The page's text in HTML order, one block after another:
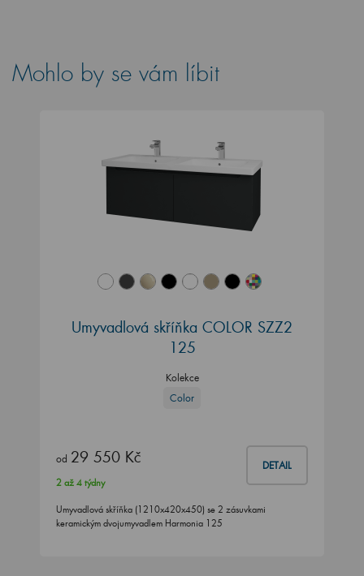
Mohlo by se vám líbit
Umyvadlová skříňka COLOR SZZ2
125
Kolekce
Color
od 29 550 Kč DETAIL
2 až 4 týdny
Umyvadlová skříňka (1210x420x450) se 2 zásuvkami
keramickým dvojumyvadlem Harmonia 125